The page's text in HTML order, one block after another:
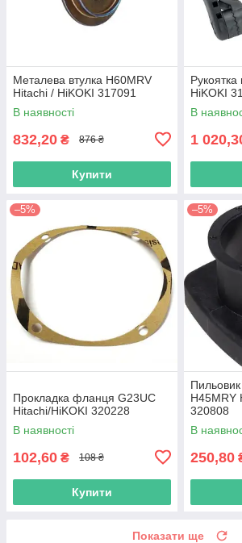
Металева втулка H60MRV
Hitachi / HiKOKI 317091
В наявності
832,20 ₴ 876 ₴
Купити
Рукоятка
HiKOKI
В
1
–5%
Прокладка фланця G23UC
Hitachi/HiKOKI 320228
В наявності
102,60 ₴ 108 ₴
Купити
–5%
Пильовик
H45MRY
320808
В
250,80
Показати ще